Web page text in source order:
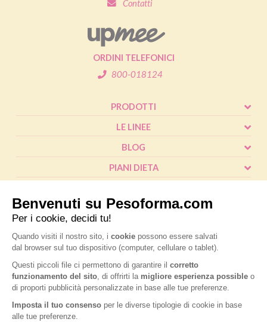
Contatti
ORDINI TELEFONICI
800-018124
PRODOTTI
LE LINEE
BLOG
PIANI DIETA
CALCOLO BMI
FAQ
® Pesoforma | Legal and privacy | Cookie policy | Accessibilità | P.IVA
IT02787970124 | Nutrition & Santé Italia S.p.A. a socio unico, soggetta a
direzione e coordinamento di Nardobel SAS | Made with passion by:Sdm